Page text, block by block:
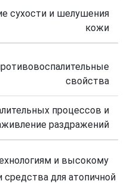
сухости и шелушения
кожи
свойства
процессов и
раздражений
и высокому
для атопичной